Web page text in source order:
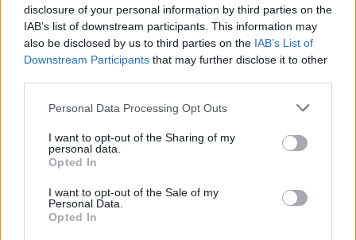
disclosure of your personal information by third parties on the
IAB’s list of downstream participants. This information may
also be disclosed by us to third parties on the IAB’s List of
Downstream Participants that may further disclose it to other
Please note that this website/app uses one or more Google
not limited to your visit or usage behaviour. You may click to
grant or deny consent to Google and its third-party tags to
use your data for below specified purposes in below Google
consent section.
Personal Data Processing Opt Outs
I want to opt-out of the Sharing of my
personal data.
Opted In
I want to opt-out of the Sale of my
Personal Data.
Opted In
Gulyás: Nyitottak vagyunk rá, hogy kikerüljenek
a kormánytagok az egyetemi kuratóriumokból
Az Erasmus-botrány
legfontosabb téma a
amelyet szokás szerint